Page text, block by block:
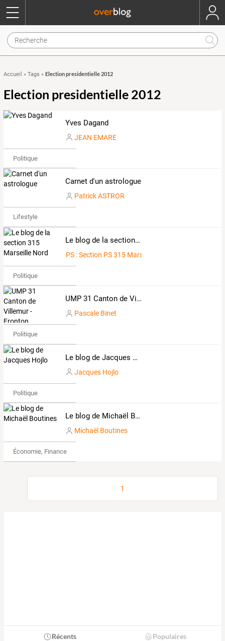
Accueil » Tags » Election presidentielle 2012
Election presidentielle 2012
Yves Dagand
JEAN EMARE
Politique
Carnet d'un astrologue
Patrick ASTROR
Lifestyle
Le blog de la section 315 Marseille Nord
PS : Section PS 315 Marseille
Politique
UMP 31 Canton de Villemur - Fronton
Pascale Binet
Politique
Le blog de Jacques Hojlo
Jacques Hojlo
Politique
Le blog de Michaël Boutines
Michaël Boutines
Économie, Finance & Droit
1
Récents Populaires